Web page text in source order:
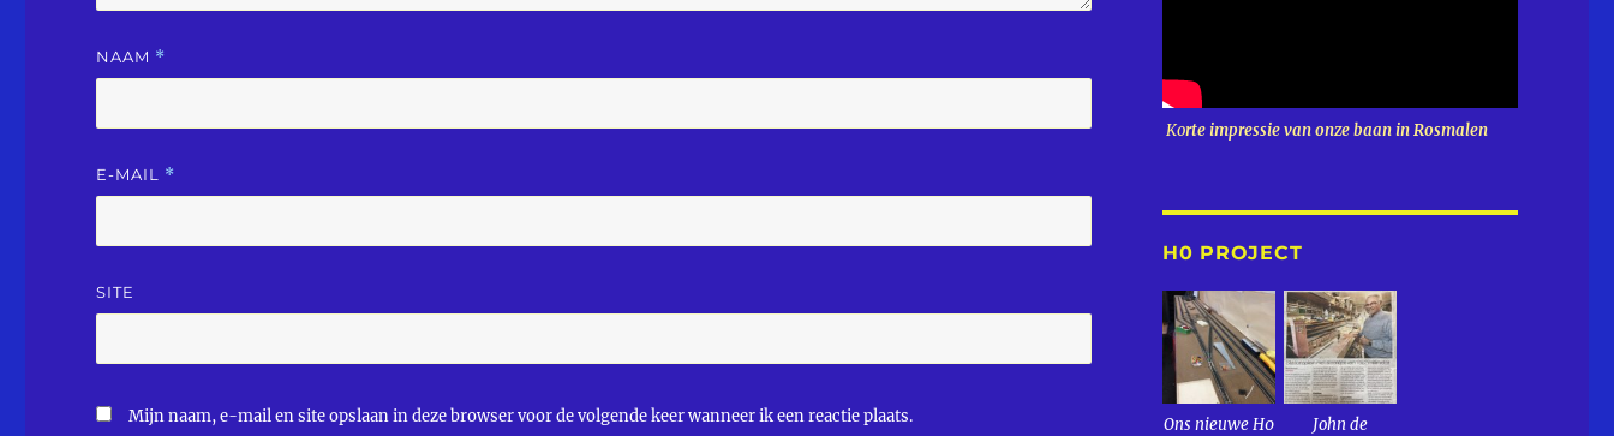
NAAM *
E-MAIL *
SITE
Mijn naam, e-mail en site opslaan in deze browser voor de volgende keer wanneer ik een reactie plaats.
Korte impressie van onze baan in Rosmalen
H0 PROJECT
Ons nieuwe H0
John de